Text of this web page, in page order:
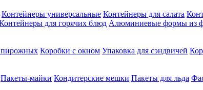
Контейнеры универсальные Контейнеры для салата
для горячих блюд Алюминиевые формы из
пирожных Коробки с окном Упаковка для сэндвичей
Пакеты-майки Кондитерские мешки Пакеты для льда